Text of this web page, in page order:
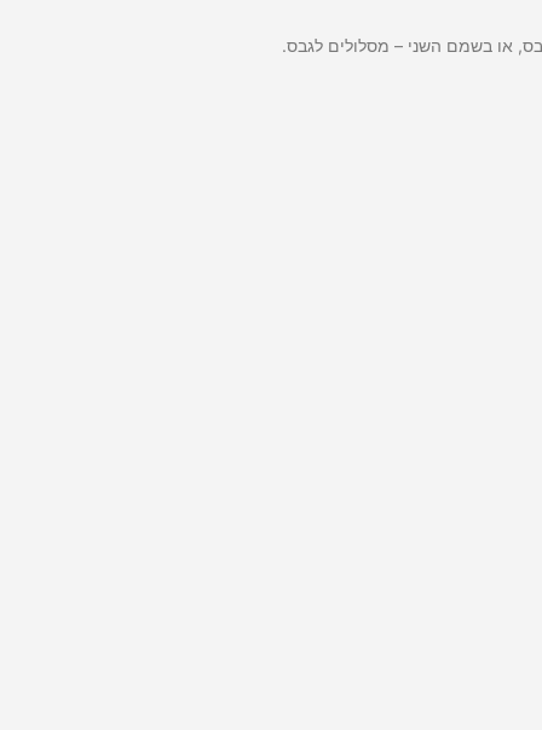
או בשמם השני – מסלולים לגבס.